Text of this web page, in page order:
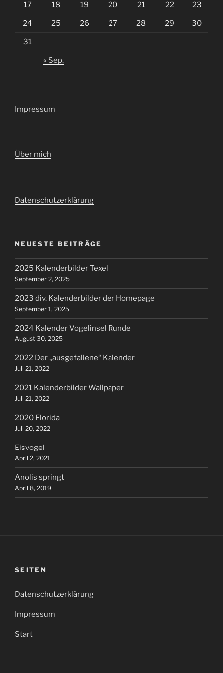
17 18 19 20 21 22 23
24 25 26 27 28 29 30
31
« Sep.
Impressum
Über mich
Datenschutzerklärung
NEUESTE BEITRÄGE
2025 Kalenderbilder Texel
September 2, 2025
2023 div. Kalenderbilder der Homepage
September 1, 2025
2024 Kalender Vogelinsel Runde
August 30, 2025
2022 Der „ausgefallene“ Kalender
Juli 21, 2022
2021 Kalenderbilder Wallpaper
Juli 21, 2022
2020 Florida
Juli 20, 2022
Eisvogel
April 2, 2021
Anolis springt
April 8, 2019
SEITEN
Datenschutzerklärung
Impressum
Start